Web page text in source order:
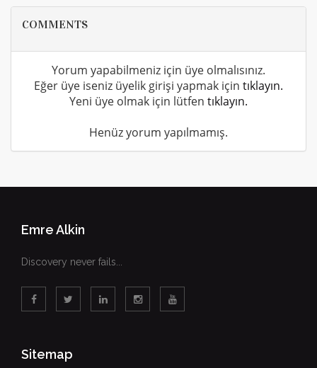
COMMENTS
Yorum yapabilmeniz için üye olmalısınız.
Eğer üye iseniz üyelik girişi yapmak için tıklayın.
Yeni üye olmak için lütfen tıklayın.
Henüz yorum yapılmamış.
Emre Alkin
Discovery never fails...
Sitemap